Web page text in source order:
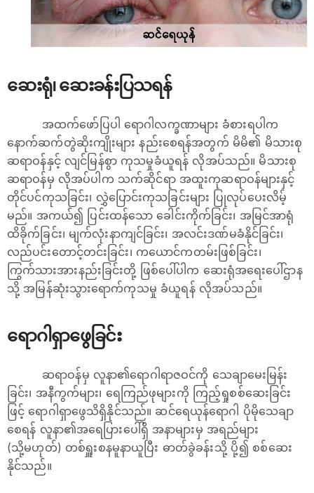
ဆေးရုံ၊ ဆေးခန်းပြသရန်
အထက်ဖော်ပြပါ ရောဂါလက္ခဏာများ ခံစားရပါက
နောက်ဆက်တွဲဆိုးကျိုးများ နည်းစေရန်အတွက် မိမိ၏ မိသားစု
ဆရာဝန်နှင့် လျင်မြန်စွာ ကုသမှုခံယူရန် လိုအပ်သည်။ မိသားစု
ဆရာဝန်မှ လိုအပ်ပါက သက်ဆိုင်ရာ အထူးကုဆရာဝန်များနှင့်
တိုင်ပင်ကုသခြင်း၊​ လွှဲပြောင်းကုသခြင်းများ ပြုလုပ်ပေးလိမ့်
မည်။ အကယ်၍ ပြင်းထန်သော ခေါင်းကိုက်ခြင်း၊ အမြင်အာရုံ
ထိခိုက်ခြင်း၊ မျက်လုံးနာကျင်ခြင်း၊ အလင်းဒဏ်မခံနိုင်ခြင်း၊
လည်ပင်းတောင့်တင်းခြင်း၊ ကယောင်ကတမ်းဖြစ်ခြင်း၊
ကြွက်သားအားနည်းခြင်းတို့ ဖြစ်‌ပေါ်ပါက ဆေးရုံအရေးပေါ်ဌာန
သို့ အမြန်ဆုံးသွား‌ရောက်ကုသမှု ခံယူရန် လိုအပ်သည်။
ရောဂါရှာဖွေခြင်း
ဆရာဝန်မှ လူနာ၏ရောဂါရာဇဝင်ကို သေချာမေးမြန်း
ခြင်း၊ အနီကွက်များ၊ ရေကြည်ဖုများကို ကြည့်ရှုစစ်ဆေးခြင်း
ဖြင့် ရောဂါရှာဖွေသိရှိနိုင်သည်။ ‌ဆင်ရေယုန်‌ရောဂါ ပိုမိုသေချာ
စေရန် လူနာ၏အရေပြားပေါ်ရှိ အနာများမှ အရည်များ
(သို့မဟုတ်) တစ်ရှူးစနမူနာယူပြီး ဓာတ်ခွဲခန်းသို့ ပို့၍ စစ်ဆေး
နိုင်သည်။